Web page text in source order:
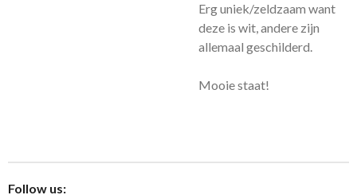
Erg uniek/zeldzaam want
deze is wit, andere zijn
allemaal geschilderd.
Mooie staat!
Follow us: